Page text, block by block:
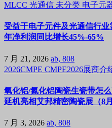
MLCC 光通信 未分类 电子元
受益于电子元件及光通信行
年净利润同比增长45%-65%
7 月 21, 2026 ab, 808
2026CMPE CMPE2026展商介
氧化铝/氮化铝陶瓷生瓷带怎
延机亮相艾邦精密陶瓷展（8月
7 月 3, 2026 ab, 808